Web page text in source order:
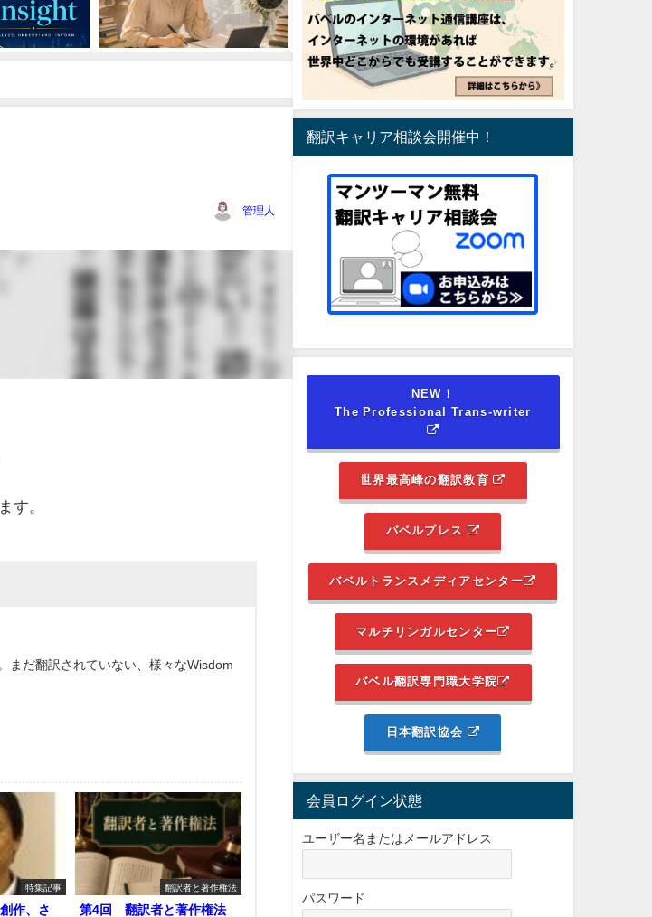
管理人
す。
まだ翻訳されていない、様々なWisdom
特集記事
作、さ
翻訳者と著作権法
第4回 翻訳者と著作権法
翻訳キャリア相談会開催中！
NEW！
The Professional Trans-writer
世界最高峰の翻訳教育
バベルプレス
バベルトランスメディアセンター
マルチリンガルセンター
バベル翻訳専門職大学院
日本翻訳協会
会員ログイン状態
ユーザー名またはメールアドレス
パスワード